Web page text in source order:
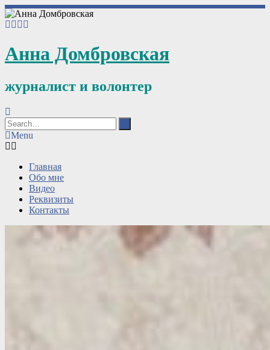
Анна Домбровская
журналист и волонтер
Menu
Главная
Обо мне
Видео
Реквизиты
Контакты